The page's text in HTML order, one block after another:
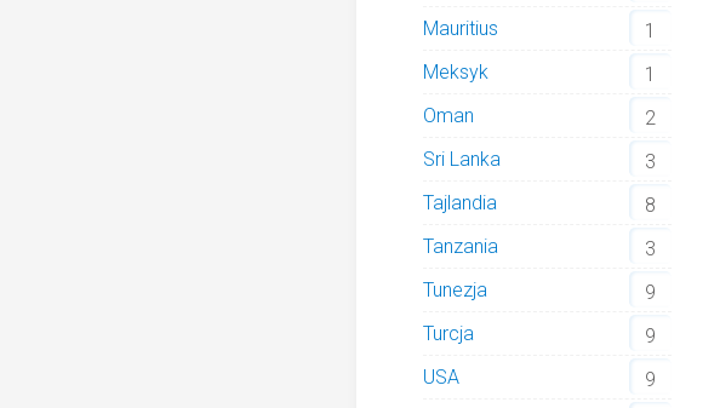
Mauritius
1
Meksyk
1
Oman
2
Sri Lanka
3
Tajlandia
8
Tanzania
3
Tunezja
9
Turcja
9
USA
9